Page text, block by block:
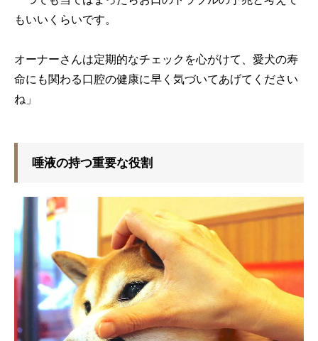
もいいくらいです。
オーナーさんは定期的なチェックを心がけて、愛犬の寿
命にも関わる口腔の健康に早く気づいてあげてください
ね」
唾液の持つ重要な役割